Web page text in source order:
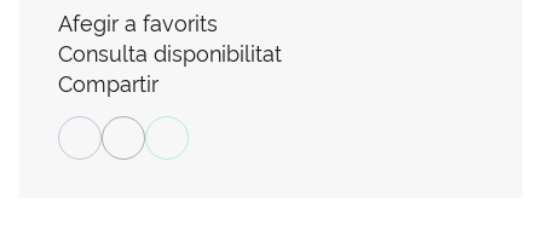
Afegir a favorits
Consulta disponibilitat
Compartir